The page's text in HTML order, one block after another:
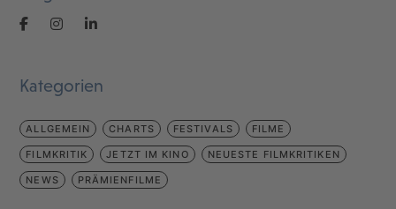
Kategorien
ALLGEMEIN CHARTS FESTIVALS FILME
FILMKRITIK JETZT IM KINO NEUESTE FILMKRITIKEN
NEWS PRÄMIENFILME